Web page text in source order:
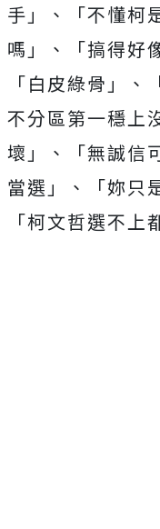
手」、「不懂柯
嗎」、「搞得好
「白皮綠骨」
不分區第一穩上
壞」、「無誠信
當選」、「妳只
「柯文哲選不上